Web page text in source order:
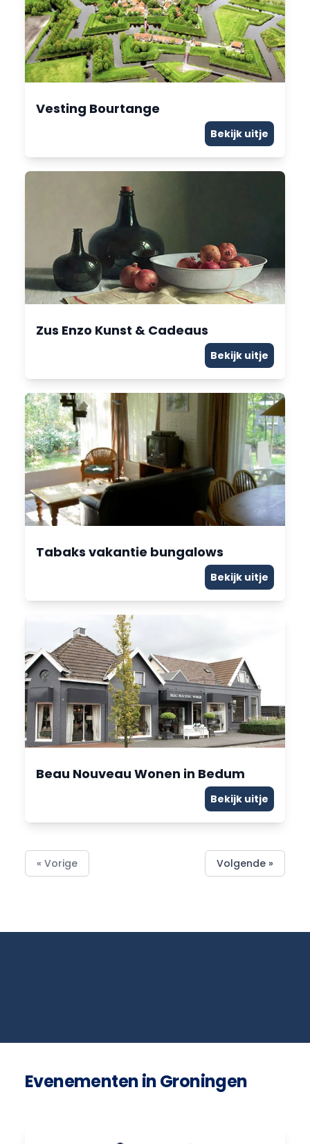
Vesting Bourtange
Bekijk uitje
Zus Enzo Kunst & Cadeaus
Bekijk uitje
Tabaks vakantie bungalows
Bekijk uitje
Beau Nouveau Wonen in Bedum
Bekijk uitje
« Vorige Volgende »
Evenementen in Groningen